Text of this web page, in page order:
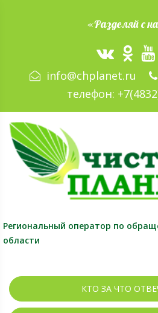
«Разделяй с
info@chplanet.ru
телефон:
Региональный оператор по
области
КТО ЗА ЧТО